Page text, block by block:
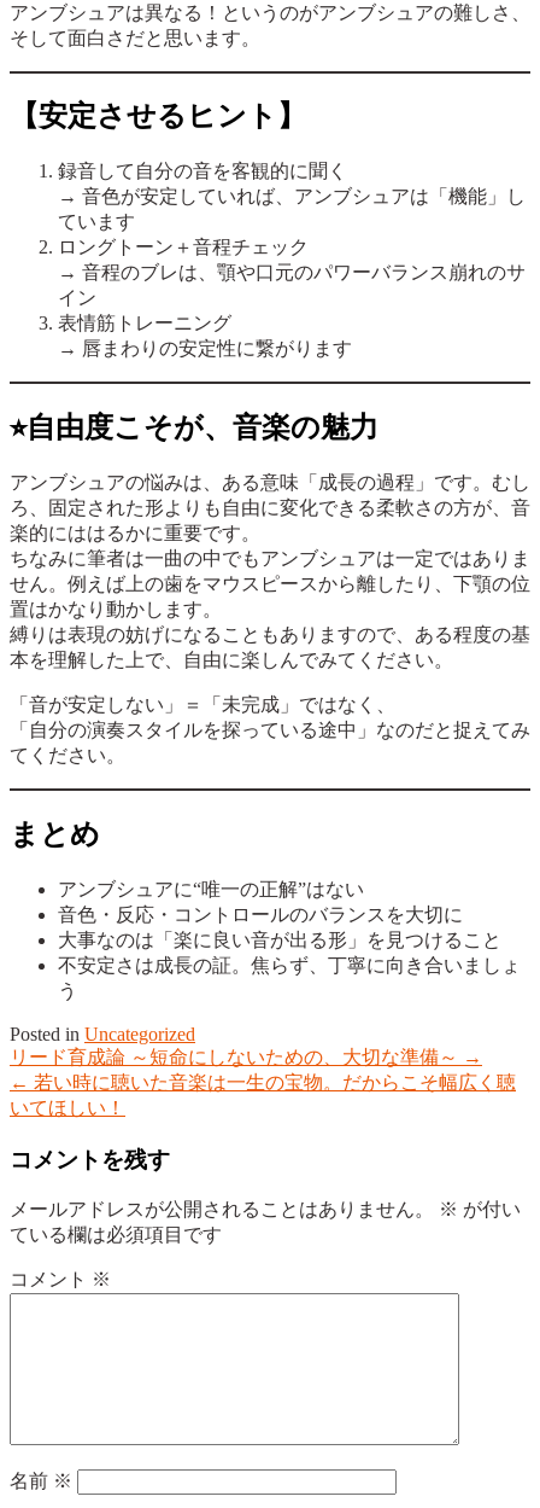
アンブシュアは異なる！というのがアンブシュアの難しさ、
そして面白さだと思います。
【安定させるヒント】
録音して自分の音を客観的に聞く
→ 音色が安定していれば、アンブシュアは「機能」し
ています
ロングトーン＋音程チェック
→ 音程のブレは、顎や口元のパワーバランス崩れのサ
イン
表情筋トレーニング
→ 唇まわりの安定性に繋がります
⭐︎自由度こそが、音楽の魅力
アンブシュアの悩みは、ある意味「成長の過程」です。むし
ろ、固定された形よりも自由に変化できる柔軟さの方が、音
楽的にははるかに重要です。
ちなみに筆者は一曲の中でもアンブシュアは一定ではありま
せん。例えば上の歯をマウスピースから離したり、下顎の位
置はかなり動かします。
縛りは表現の妨げになることもありますので、ある程度の基
本を理解した上で、自由に楽しんでみてください。
「音が安定しない」＝「未完成」ではなく、
「自分の演奏スタイルを探っている途中」なのだと捉えてみ
てください。
まとめ
アンブシュアに“唯一の正解”はない
音色・反応・コントロールのバランスを大切に
大事なのは「楽に良い音が出る形」を見つけること
不安定さは成長の証。焦らず、丁寧に向き合いましょ
う
Posted in Uncategorized
Post
navigation
リード育成論 ～短命にしないための、大切な準備～ →
← 若い時に聴いた音楽は一生の宝物。だからこそ幅広く聴
いてほしい！
コメントを残す
メールアドレスが公開されることはありません。 ※ が付い
ている欄は必須項目です
コメント ※
名前 ※